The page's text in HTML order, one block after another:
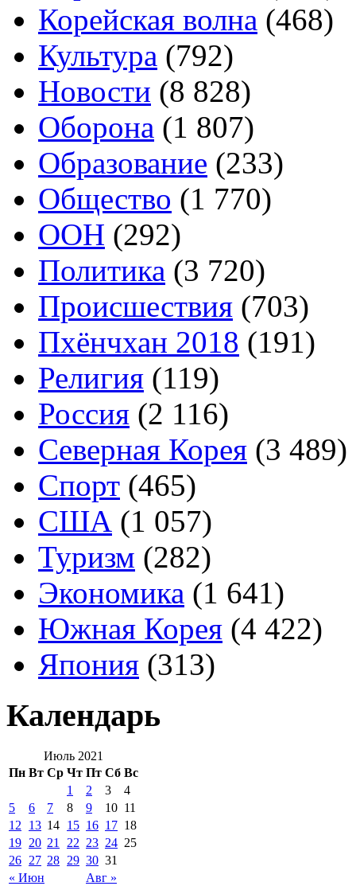
Корейская волна (468)
Культура (792)
Новости (8 828)
Оборона (1 807)
Образование (233)
Общество (1 770)
ООН (292)
Политика (3 720)
Происшествия (703)
Пхёнчхан 2018 (191)
Религия (119)
Россия (2 116)
Северная Корея (3 489)
Спорт (465)
США (1 057)
Туризм (282)
Экономика (1 641)
Южная Корея (4 422)
Япония (313)
Календарь
Июль 2021
Пн Вт Ср Чт Пт Сб Вс
« Июн Авг »
1 2 3
4
5
6 7 8 9 10 11
12
13 14 15 16 17 18
19 20 21 22 23 24 25
26 27 28 29 30 31